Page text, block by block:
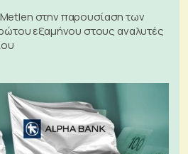
Metlen στην παρουσίαση των
εξαμήνου στους αναλυτές